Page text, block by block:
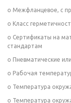
o Межфланцевое, с
o Класс
o Сертификаты на
стандартам
o Пневматические
o Рабочая
o Температура
o Температура